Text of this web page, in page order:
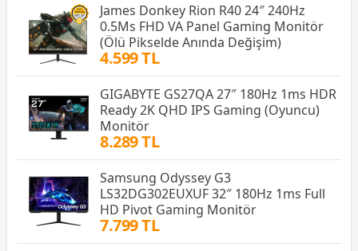
James Donkey Rion R40 24″ 240Hz
0.5Ms FHD VA Panel Gaming Monitör
(Ölü Pikselde Anında Değişim)
4.599 TL
GIGABYTE GS27QA 27″ 180Hz 1ms HDR
Ready 2K QHD IPS Gaming (Oyuncu)
Monitör
8.289 TL
Samsung Odyssey G3
LS32DG302EUXUF 32″ 180Hz 1ms Full
HD Pivot Gaming Monitör
7.799 TL